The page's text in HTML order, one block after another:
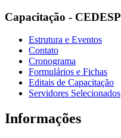
Capacitação - CEDESP
Estrutura e Eventos
Contato
Cronograma
Formulários e Fichas
Editais de Capacitação
Servidores Selecionados
Informações